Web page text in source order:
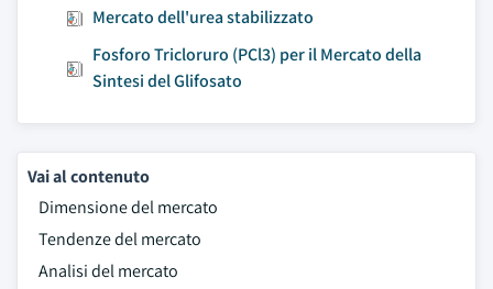
Mercato dell'urea stabilizzato
Fosforo Tricloruro (PCl3) per il Mercato della
Sintesi del Glifosato
Vai al contenuto
Dimensione del mercato
Tendenze del mercato
Analisi del mercato